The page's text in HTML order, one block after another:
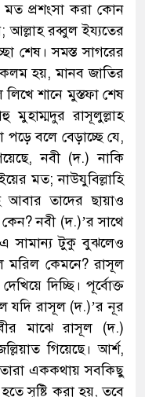
মত প্রশংসা করা কোন
আল্লাহ রব্বুল ইয্যতের
শেষ। সমস্ত সাগরের
কলম হয়, মানব জাতির
শানে মুস্তফা শেষ
মুহাম্মদুর রাসূলুল্লাহ
বলে বেড়াচ্ছে যে,
নবী (দ.) নাকি
মত; নাউযুবিল্লাহি
তাদের ছায়াও
নবী (দ.)’র সাথে
টুকু বুঝলেও
মরিল কেমনে? রাসূল
দিচ্ছি। পূর্বোক্ত
যদি রাসূল (দ.)’র নূর
মাঝে রাসূল (দ.)
গিয়েছে। আর্শ,
এককথায় সবকিছু
সৃষ্টি করা হয়, তবে